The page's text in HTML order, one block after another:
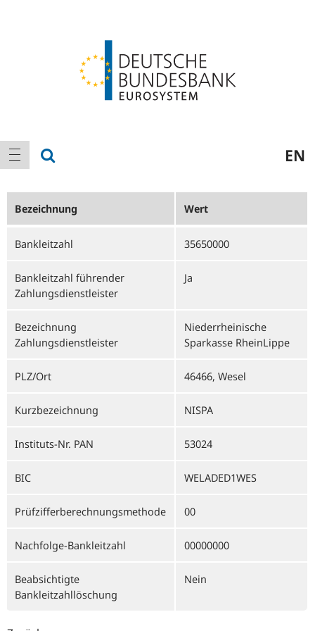
Hauptnavigation
Navigation anzeigen EN
Bezeichnung Wert
Bankleitzahl 35650000
Bankleitzahl führender
Zahlungsdienstleister
Ja
Bezeichnung
Zahlungsdienstleister
Niederrheinische
Sparkasse RheinLippe
PLZ/Ort 46466, Wesel
Kurzbezeichnung NISPA
Instituts-Nr. PAN 53024
BIC WELADED1WES
Prüfzifferberechnungsmethode 00
Nachfolge-Bankleitzahl 00000000
Beabsichtigte
Bankleitzahllöschung
Nein